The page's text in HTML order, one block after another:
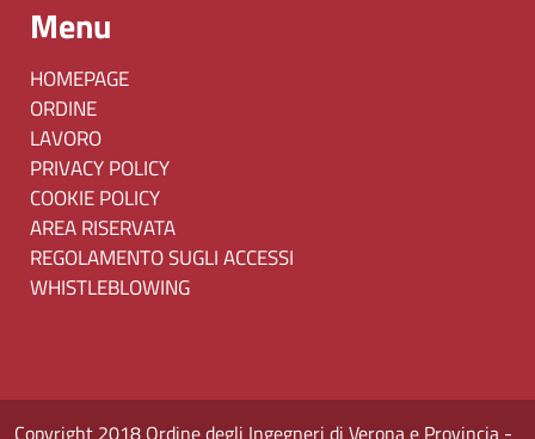
Menu
HOMEPAGE
ORDINE
LAVORO
PRIVACY POLICY
COOKIE POLICY
AREA RISERVATA
REGOLAMENTO SUGLI ACCESSI
WHISTLEBLOWING
Copyright 2018 Ordine degli Ingegneri di Verona e Provincia -